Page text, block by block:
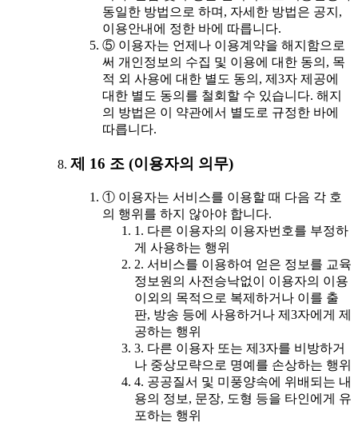
동일한 방법으로 하며, 자세한 방법은 공지,
이용안내에 정한 바에 따릅니다.
⑤ 이용자는 언제나 이용계약을 해지함으로
써 개인정보의 수집 및 이용에 대한 동의, 목
적 외 사용에 대한 별도 동의, 제3자 제공에
대한 별도 동의를 철회할 수 있습니다. 해지
의 방법은 이 약관에서 별도로 규정한 바에
따릅니다.
제 16 조 (이용자의 의무)
① 이용자는 서비스를 이용할 때 다음 각 호
의 행위를 하지 않아야 합니다.
1. 다른 이용자의 이용자번호를 부정하
게 사용하는 행위
2. 서비스를 이용하여 얻은 정보를 교육
정보원의 사전승낙없이 이용자의 이용
이외의 목적으로 복제하거나 이를 출
판, 방송 등에 사용하거나 제3자에게 제
공하는 행위
3. 다른 이용자 또는 제3자를 비방하거
나 중상모략으로 명예를 손상하는 행위
4. 공공질서 및 미풍양속에 위배되는 내
용의 정보, 문장, 도형 등을 타인에게 유
포하는 행위